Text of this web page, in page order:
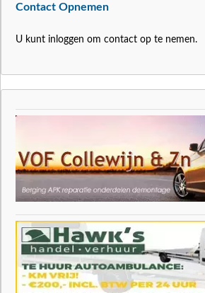
Contact Opnemen
U kunt inloggen om contact op te nemen.